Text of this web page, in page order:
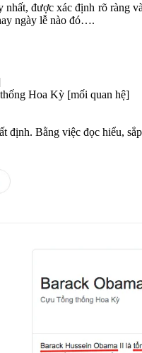
được xác định rõ
ngày lễ nào đó….
Hoa Kỳ [mối quan hệ]
Bằng việc đọc hiểu,